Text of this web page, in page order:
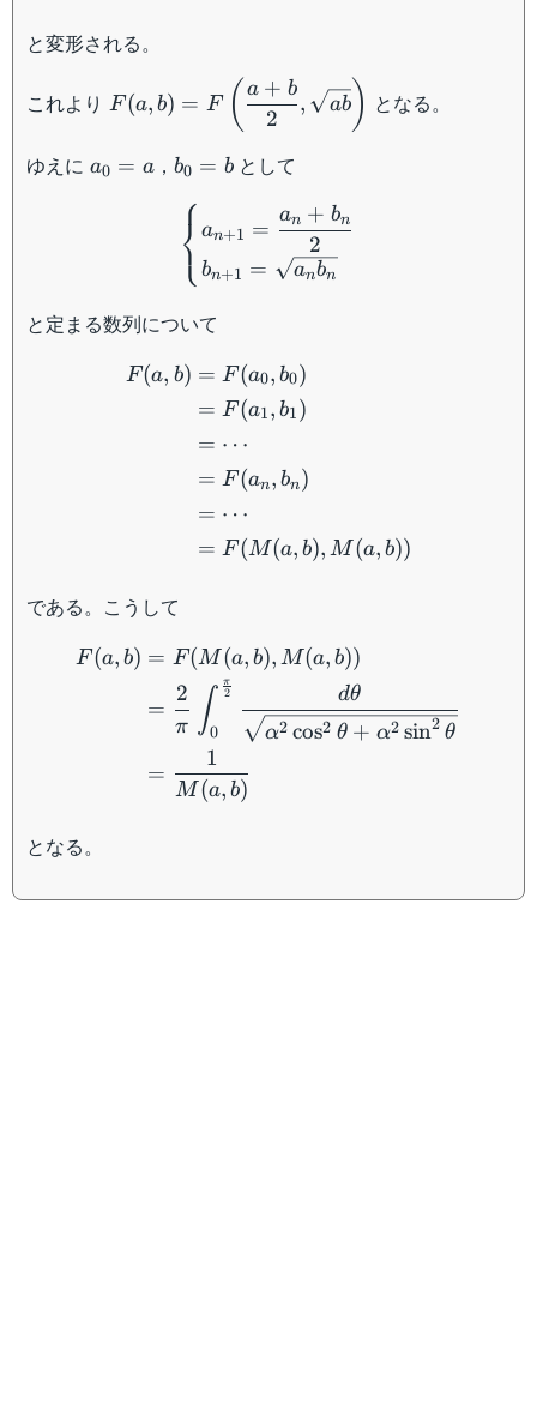
と変形される。
これより F(a,b) =
F\left(
{2} ,
\sqrt{ab}
F (a, b) = F ( 2
a + b
, ab ) となる。
ゆえに a_0
a0 = a， b_0
b0 = bとして
⎩
⎨⎧ an+1 =
2
an + bn
bn+1 = anbn
と定まる数列について
F(a, b) = F(a0, b0)
= F(a1, b1)
= ⋯
= F(an, bn)
= ⋯
= F(M(a, b), M (a, b))
である。こうして
F(a, b) = F(M (a, b), M(a, b))
=
π
2 ∫0
2
π
α2 cos2 θ + α2 sin2 θ
dθ
=
M (a, b)
1
となる。